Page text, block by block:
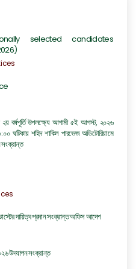
selected candidates
বর্ষপূর্তি উপলক্ষ্যে আগামী ৫ই আগস্ট, ২০২৬
ঘটিকায় শহিদ শাকিল পারভেজ অডিটোরিয়ামে
দায়িত্ব প্রদান সংক্রান্ত অফিস আদেশ
উদযাপন সংক্রান্ত